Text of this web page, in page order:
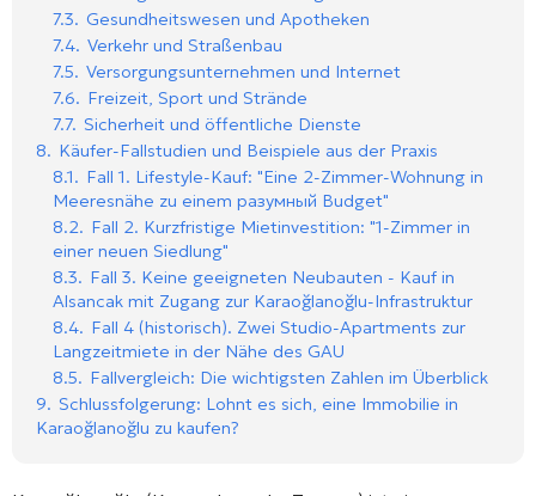
7.3. Gesundheitswesen und Apotheken
7.4. Verkehr und Straßenbau
7.5. Versorgungsunternehmen und Internet
7.6. Freizeit, Sport und Strände
7.7. Sicherheit und öffentliche Dienste
8. Käufer-Fallstudien und Beispiele aus der Praxis
8.1. Fall 1. Lifestyle-Kauf: "Eine 2-Zimmer-Wohnung in
Meeresnähe zu einem разумный Budget"
8.2. Fall 2. Kurzfristige Mietinvestition: "1-Zimmer in
einer neuen Siedlung"
8.3. Fall 3. Keine geeigneten Neubauten - Kauf in
Alsancak mit Zugang zur Karaoğlanoğlu-Infrastruktur
8.4. Fall 4 (historisch). Zwei Studio-Apartments zur
Langzeitmiete in der Nähe des GAU
8.5. Fallvergleich: Die wichtigsten Zahlen im Überblick
9. Schlussfolgerung: Lohnt es sich, eine Immobilie in
Karaoğlanoğlu zu kaufen?